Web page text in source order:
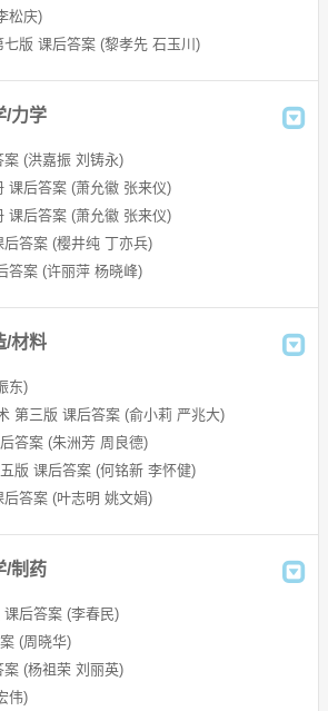
教程答案
程答案
教程答案
案
教程答案
程答案
案
松庆)
版 课后答案 (黎孝先 石玉川)
/力学
(洪嘉振 刘铸永)
后答案 (萧允徽 张来仪)
后答案 (萧允徽 张来仪)
答案 (樱井纯 丁亦兵)
答案 (许丽萍 杨晓峰)
/材料
东)
第三版 课后答案 (俞小莉 严兆大)
答案 (朱洲芳 周良德)
版 课后答案 (何铭新 李怀健)
答案 (叶志明 姚文娟)
/制药
后答案 (李春民)
(周晓华)
(杨祖荣 刘丽英)
伟)